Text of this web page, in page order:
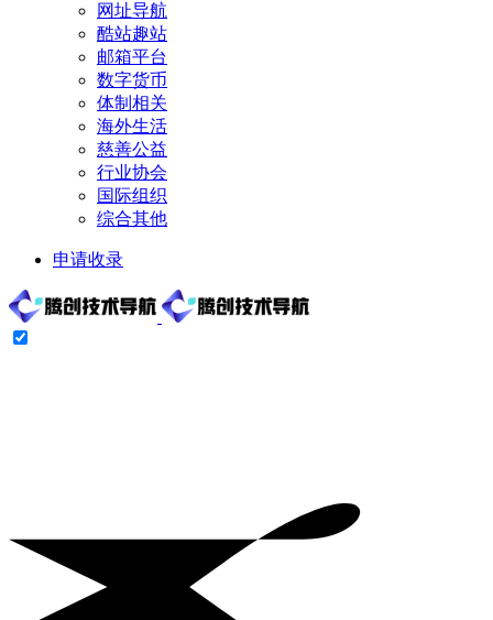
网址导航
酷站趣站
邮箱平台
数字货币
体制相关
海外生活
慈善公益
行业协会
国际组织
综合其他
申请收录